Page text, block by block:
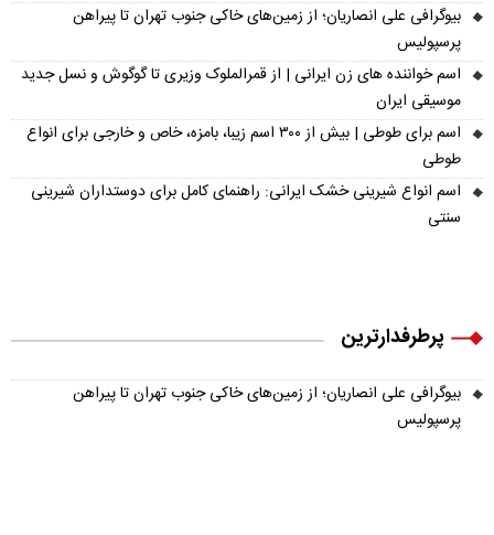
بیوگرافی علی انصاریان؛ از زمین‌های خاکی جنوب تهران تا پیراهن
پرسپولیس
اسم خواننده های زن ایرانی | از قمرالملوک وزیری تا گوگوش و نسل جدید
موسیقی ایران
اسم برای طوطی | بیش از ۳۰۰ اسم زیبا، بامزه، خاص و خارجی برای انواع
طوطی
اسم انواع شیرینی خشک ایرانی: راهنمای کامل برای دوستداران شیرینی
سنتی
پرطرفدارترین
بیوگرافی علی انصاریان؛ از زمین‌های خاکی جنوب تهران تا پیراهن
پرسپولیس